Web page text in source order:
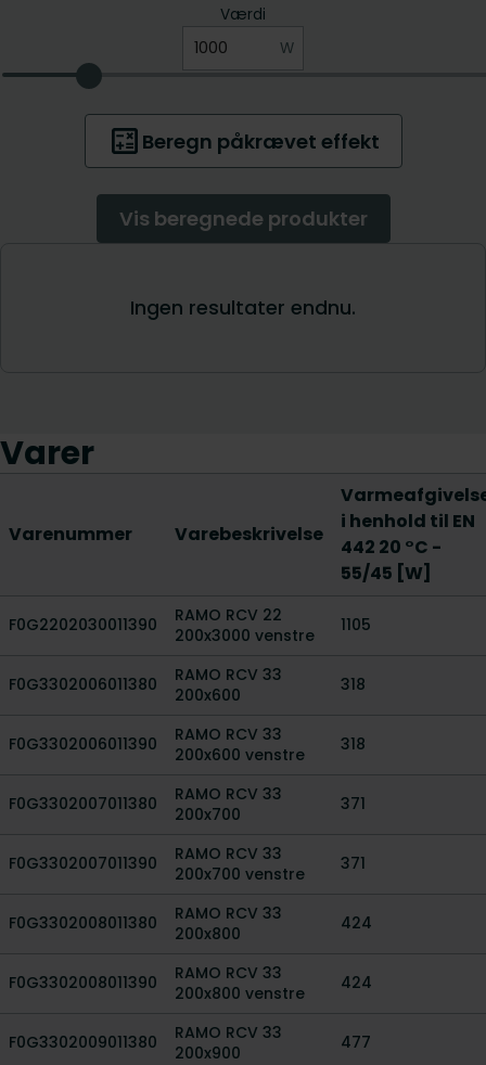
Varer
Varenummer Varebeskrivelse
i henhold til EN
442 20 °C -
55/45 [W]
F0G2202030011390
RAMO RCV 22
200x3000 venstre
1105
F0G3302006011380
RAMO RCV 33
200x600
318
F0G3302006011390
RAMO RCV 33
200x600 venstre
318
F0G3302007011380
RAMO RCV 33
200x700
371
F0G3302007011390
RAMO RCV 33
200x700 venstre
371
F0G3302008011380
RAMO RCV 33
200x800
424
F0G3302008011390
RAMO RCV 33
200x800 venstre
424
F0G3302009011380
RAMO RCV 33
200x900
477